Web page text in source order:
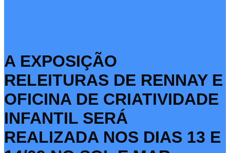
A EXPOSIÇÃO
RELEITURAS DE RENNAY E
OFICINA DE CRIATIVIDADE
INFANTIL SERÁ
REALIZADA NOS DIAS 13 E